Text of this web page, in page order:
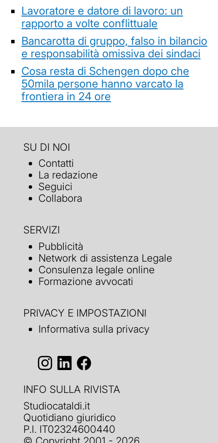
Lavoratore e datore di lavoro: un
rapporto a volte conflittuale
Bancarotta di gruppo, falso in bilancio
e responsabilità omissiva dei sindaci
Cosa resta di Schengen dopo che
50mila persone hanno varcato la
frontiera in 24 ore
SU DI NOI
Contatti
La redazione
Seguici
Collabora
SERVIZI
Pubblicità
Network di assistenza Legale
Consulenza legale online
Formazione avvocati
PRIVACY E IMPOSTAZIONI
Informativa sulla privacy
INFO SULLA RIVISTA
Studiocataldi.it
Quotidiano giuridico
P.I. IT02324600440